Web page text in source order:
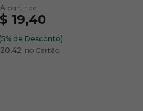
19,40
(5% de Desconto)
no Cartão